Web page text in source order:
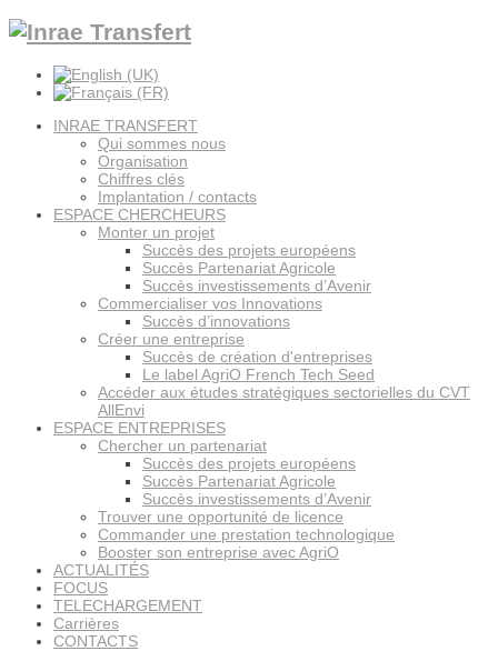
INRAE TRANSFERT
Qui sommes nous
Organisation
Chiffres clés
Implantation / contacts
ESPACE CHERCHEURS
Monter un projet
Succès des projets européens
Succès Partenariat Agricole
Succès investissements d’Avenir
Commercialiser vos Innovations
Succès d’innovations
Créer une entreprise
Succès de création d'entreprises
Le label AgriO French Tech Seed
Accéder aux études stratégiques sectorielles du CVT
AllEnvi
ESPACE ENTREPRISES
Chercher un partenariat
Succès des projets européens
Succès Partenariat Agricole
Succès investissements d’Avenir
Trouver une opportunité de licence
Commander une prestation technologique
Booster son entreprise avec AgriO
ACTUALITÉS
FOCUS
TELECHARGEMENT
Carrières
CONTACTS